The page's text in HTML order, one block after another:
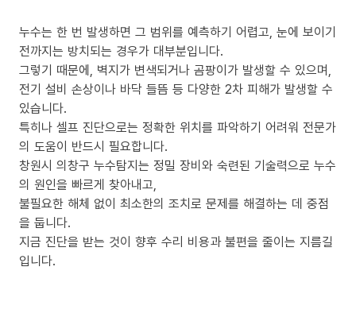
누수는 한 번 발생하면 그 범위를 예측하기 어렵고, 눈에 보이기
전까지는 방치되는 경우가 대부분입니다.
그렇기 때문에, 벽지가 변색되거나 곰팡이가 발생할 수 있으며,
전기 설비 손상이나 바닥 들뜸 등 다양한 2차 피해가 발생할 수
있습니다.
특히나 셀프 진단으로는 정확한 위치를 파악하기 어려워 전문가
의 도움이 반드시 필요합니다.
창원시 의창구 누수탐지는 정밀 장비와 숙련된 기술력으로 누수
의 원인을 빠르게 찾아내고,
불필요한 해체 없이 최소한의 조치로 문제를 해결하는 데 중점
을 둡니다.
지금 진단을 받는 것이 향후 수리 비용과 불편을 줄이는 지름길
입니다.